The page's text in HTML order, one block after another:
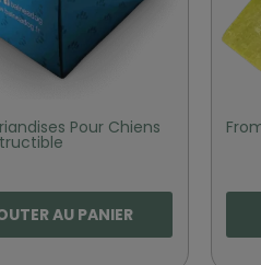
Pour Chiens
AU PANIER